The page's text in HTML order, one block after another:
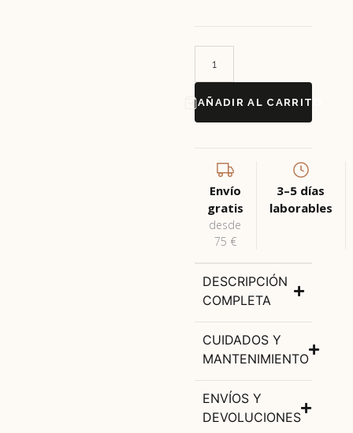
AÑADIR AL CARRITO
Envío
gratis
desde
75 €
3–5 días
laborables
DESCRIPCIÓN
COMPLETA
CUIDADOS Y
MANTENIMIENTO
ENVÍOS Y
DEVOLUCIONES